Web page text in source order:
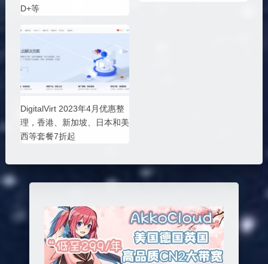
D+等
DigitalVirt 2023年4月优惠整
理，香港、新加坡、日本和美
西等套餐7折起